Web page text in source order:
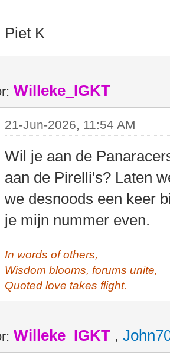
Piet K
Willeke_IGKT
21-Jun-2026, 11:54 AM
Wil je aan de
aan de Pirelli's? Laten
we desnoods een keer
je mijn nummer even.
In words of others,
Wisdom blooms, forums unite,
Quoted love takes flight.
Willeke_IGKT ,